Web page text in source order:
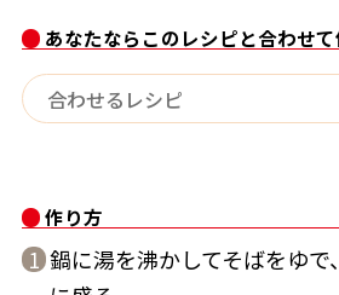
あなたならこのレシピと合わせ
作り方
1 鍋に湯を沸かしてそばをゆで